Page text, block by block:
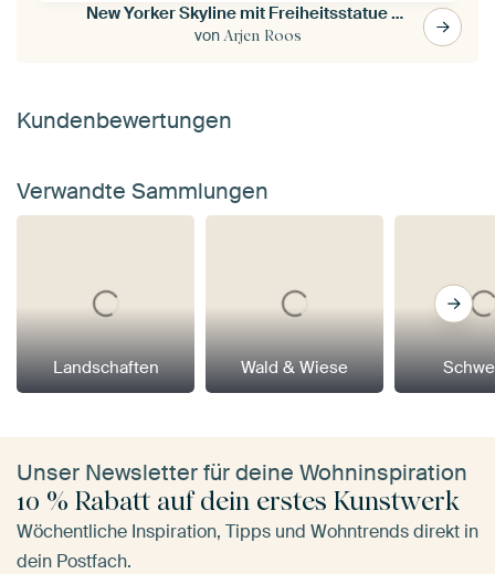
New Yorker Skyline mit Freiheitsstatue und Empire State - bunte abstrakte Stadtkunst
von Arjen Roos
Kundenbewertungen
Verwandte Sammlungen
Landschaften Wald & Wiese
Unser Newsletter für deine Wohninspiration
10 % Rabatt auf dein erstes Kunstwerk
Wöchentliche Inspiration, Tipps und Wohntrends direkt in
dein Postfach.